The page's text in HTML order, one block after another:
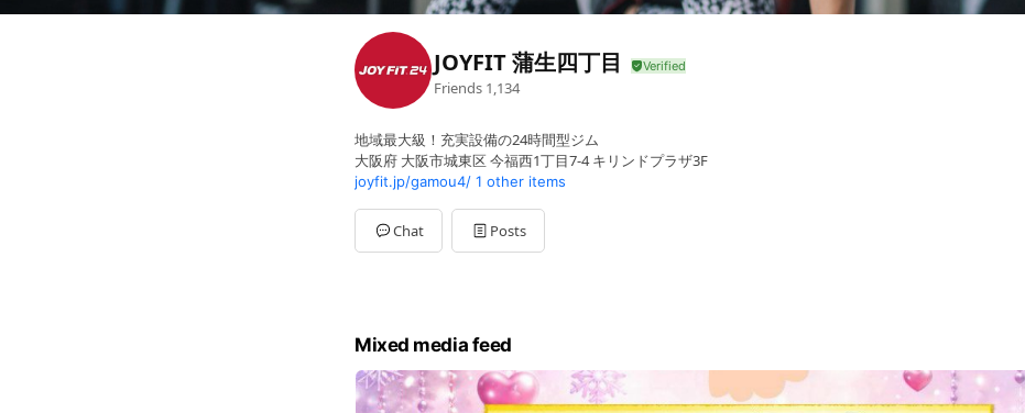
JOYFIT 蒲生四丁目
Friends 1,134
地域最大級！充実設備の24時間型ジム
大阪府 大阪市城東区 今福西1丁目7-4 キリンドプラザ3F
joyfit.jp/gamou4/ 1 other items
Chat Posts
Mixed media feed